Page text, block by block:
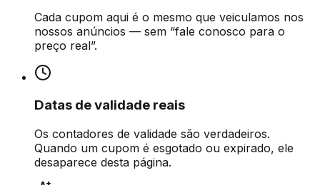
Cada cupom aqui é o mesmo que veiculamos nos
nossos anúncios — sem “fale conosco para o
preço real”.
Datas de validade reais
Os contadores de validade são verdadeiros.
Quando um cupom é esgotado ou expirado, ele
desaparece desta página.